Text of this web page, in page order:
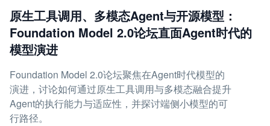
原生工具调用、多模态Agent与开源模型：
Foundation Model 2.0论坛直面Agent时代的
模型演进
Foundation Model 2.0论坛聚焦在Agent时代模型的
演进，讨论如何通过原生工具调用与多模态融合提升
Agent的执行能力与适应性，并探讨端侧小模型的可
行路径。